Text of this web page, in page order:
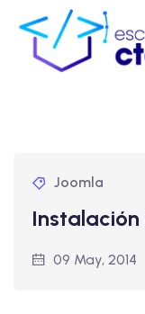
Joomla
09 May, 2014